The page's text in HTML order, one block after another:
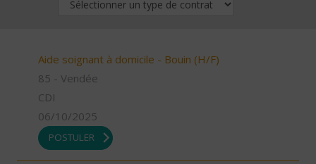
Aide soignant à domicile - Bouin (H/F)
85 - Vendée
CDI
06/10/2025
POSTULER